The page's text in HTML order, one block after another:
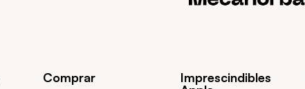
Comprar
Imprescindibles